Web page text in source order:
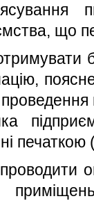
що
печаткою